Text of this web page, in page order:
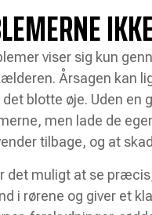
viser sig kun
Årsagen kan
blotte øje. Uden en
men lade de
tilbage, og at
det muligt at se
i rørene og giver et